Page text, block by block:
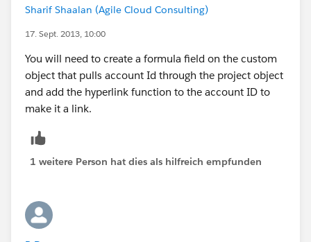
Sharif Shaalan (Agile Cloud Consulting)
17. Sept. 2013, 10:00
You will need to create a formula field on the custom
object that pulls account Id through the project object
and add the hyperlink function to the account ID to
make it a link.
1 weitere Person hat dies als hilfreich empfunden